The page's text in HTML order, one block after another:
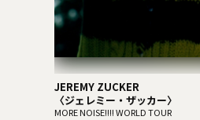
JEREMY ZUCKER
〈ジェレミー・ザッカー〉
MORE NOISE!!!! WORLD TOUR